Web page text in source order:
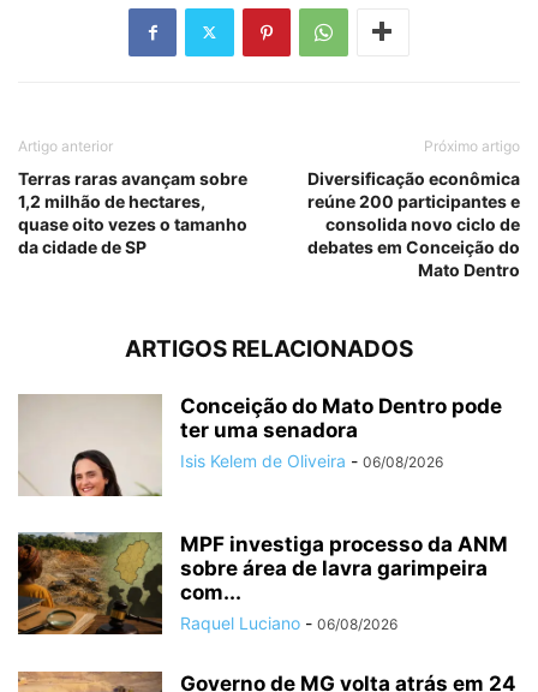
Artigo anterior
Terras raras avançam sobre
1,2 milhão de hectares,
quase oito vezes o tamanho
da cidade de SP
Próximo artigo
Diversificação econômica
reúne 200 participantes e
consolida novo ciclo de
debates em Conceição do
Mato Dentro
ARTIGOS RELACIONADOS
Conceição do Mato Dentro pode
ter uma senadora
Isis Kelem de Oliveira - 06/08/2026
MPF investiga processo da ANM
sobre área de lavra garimpeira
com...
Raquel Luciano - 06/08/2026
Governo de MG volta atrás em 24